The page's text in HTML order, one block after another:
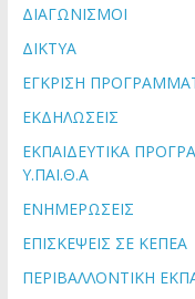
ΔΙΑΓΩΝΙΣΜΟΙ
ΔΙΚΤΥΑ
ΕΓΚΡΙΣΗ
ΕΚΔΗΛΩΣΕΙΣ
ΕΚΠΑΙΔΕΥΤΙΚΑ
Υ.ΠΑΙ.Θ.Α
ΕΝΗΜΕΡΩΣΕΙΣ
ΕΠΙΣΚΕΨΕΙΣ ΣΕ ΚΕΠΕΑ
ΠΕΡΙΒΑΛΛΟΝΤΙΚΗ